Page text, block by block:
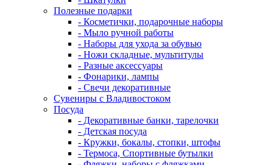
Полезные подарки
- Косметички, подарочные наборы
- Мыло ручной работы
- Наборы для ухода за обувью
- Ножи складные, мультитулы
- Разные аксессуары
- Фонарики, лампы
- Свечи декоративные
Сувениры с Владивостоком
Посуда
- Декоративные банки, тарелочки
- Детская посуда
- Кружки, бокалы, стопки, штофы
- Термоса, Спортивные бутылки